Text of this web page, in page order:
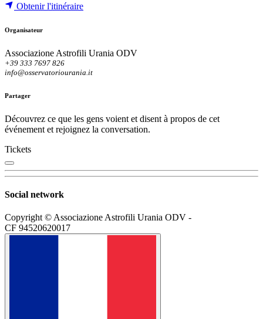
Obtenir l'itinéraire
Organisateur
Associazione Astrofili Urania ODV
+39 333 7697 826
info@osservatoriourania.it
Partager
Découvrez ce que les gens voient et disent à propos de cet
événement et rejoignez la conversation.
Tickets
Social network
Copyright © Associazione Astrofili Urania ODV -
CF 94520620017